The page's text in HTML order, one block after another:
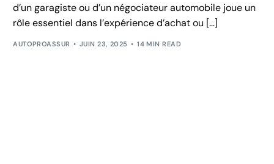
d’un garagiste ou d’un négociateur automobile joue un
rôle essentiel dans l’expérience d’achat ou […]
AUTOPROASSUR JUIN 23, 2025 14 MIN READ